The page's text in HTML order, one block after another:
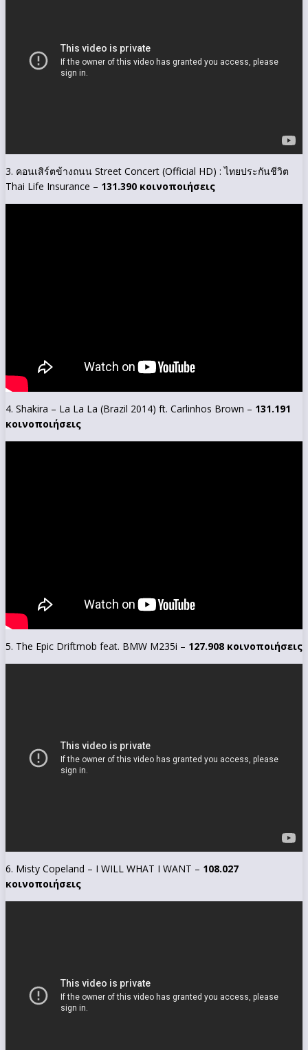
3. คอนเสิร์ตข้างถนน Street Concert (Official HD) : ไทยประกันชีวิต
Thai Life Insurance – 131.390 κοινοποιήσεις
4. Shakira – La La La (Brazil 2014) ft. Carlinhos Brown – 131.191
κοινοποιήσεις
5. The Epic Driftmob feat. BMW M235i – 127.908 κοινοποιήσεις
6. Misty Copeland – I WILL WHAT I WANT – 108.027
κοινοποιήσεις